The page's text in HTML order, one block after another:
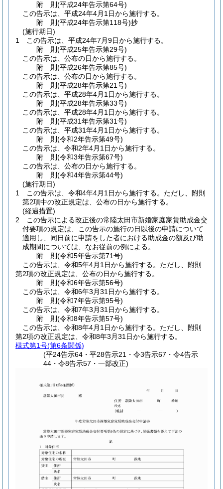
附 則(平成24年告示第64号)
この告示は、平成24年4月1日から施行する。
附 則(平成24年告示第118号)抄
(施行期日)
1
この告示は、平成24年7月9日から施行する。
附 則(平成25年告示第29号)
この告示は、公布の日から施行する。
附 則(平成26年告示第85号)
この告示は、公布の日から施行する。
附 則(平成28年告示第21号)
この告示は、平成28年4月1日から施行する。
附 則(平成28年告示第33号)
この告示は、平成28年4月1日から施行する。
附 則(平成31年告示第31号)
この告示は、平成31年4月1日から施行する。
附 則(令和2年告示第49号)
この告示は、令和2年4月1日から施行する。
附 則(令和3年告示第67号)
この告示は、公布の日から施行する。
附 則(令和4年告示第44号)
(施行期日)
1
この告示は、令和4年4月1日から施行する。 ただし、附則
第2項中の改正規定は、公布の日から施行する。
(経過措置)
2
この告示による改正後の常陸太田市新婚家庭家賃助成金交
付要項の規定は、この告示の施行の日以後の申請について
適用し、同日前に申請をした者における助成金の額及び助
成期間については、なお従前の例による。
附 則(令和5年告示第71号)
この告示は、令和5年4月1日から施行する。 ただし、附則
第2項の改正規定は、公布の日から施行する。
附 則(令和6年告示第56号)
この告示は、令和6年3月31日から施行する。
附 則(令和7年告示第95号)
この告示は、令和7年3月31日から施行する。
附 則(令和8年告示第57号)
この告示は、令和8年4月1日から施行する。 ただし、附則
第2項の改正規定は、令和8年3月31日から施行する。
様式第1号(第6条関係)
(平24告示64・平28告示21・令3告示67・令4告示
44・令8告示57・一部改正)